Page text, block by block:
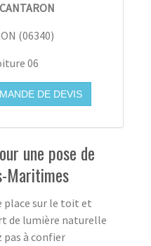
(06340)
06
DE DEVIS
une pose de
Maritimes
place sur le toit et
de lumière naturelle
pas à confier